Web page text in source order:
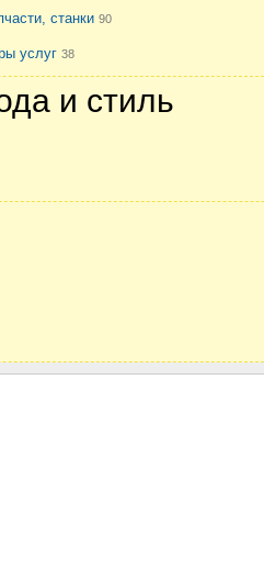
станки 90
услуг 38
и стиль